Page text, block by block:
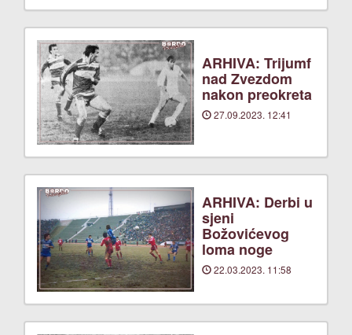
ARHIVA: Trijumf
nad Zvezdom
nakon preokreta
27.09.2023. 12:41
ARHIVA: Derbi u
sjeni
Božovićevog
loma noge
22.03.2023. 11:58